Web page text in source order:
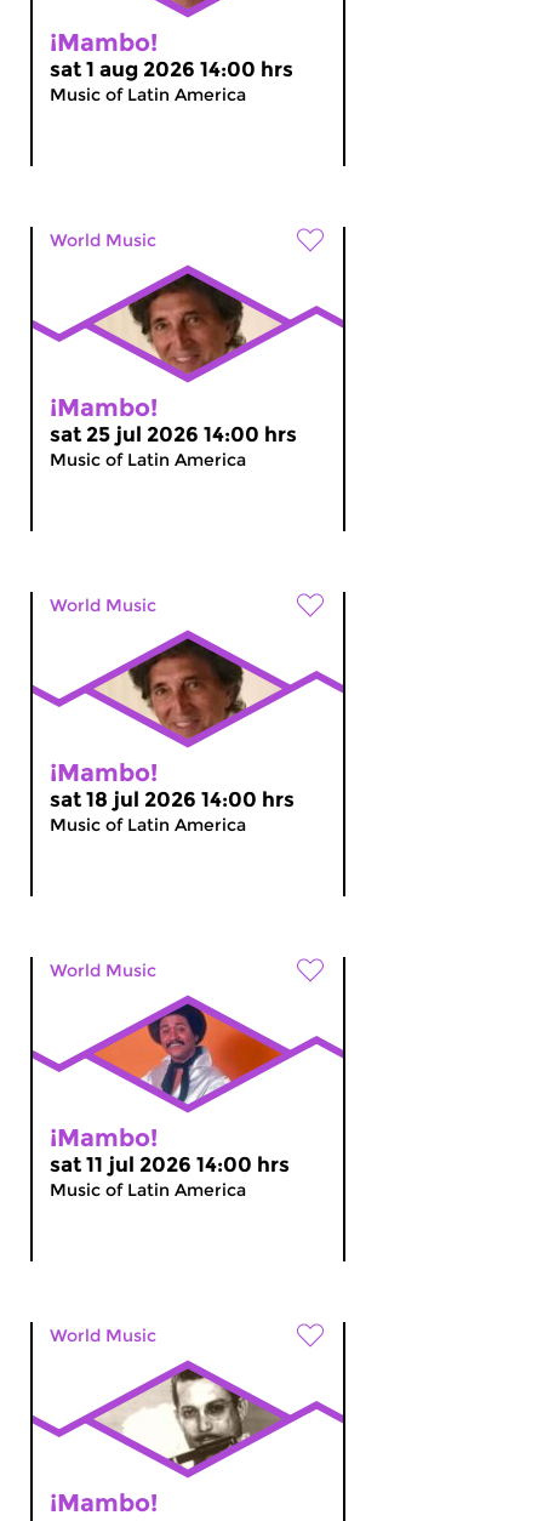
¡Mambo!
sat 1 aug 2026 14:00 hrs
Music of Latin America
World Music
¡Mambo!
sat 25 jul 2026 14:00 hrs
Music of Latin America
World Music
¡Mambo!
sat 18 jul 2026 14:00 hrs
Music of Latin America
World Music
¡Mambo!
sat 11 jul 2026 14:00 hrs
Music of Latin America
World Music
¡Mambo!